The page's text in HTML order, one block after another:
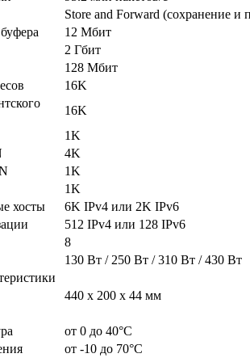
Store and Forward (сохранение и
12 Мбит
2 Гбит
128 Мбит
16K
16K
1K
4K
1K
1K
хосты
6K IPv4 или 2K IPv6
512 IPv4 или 128 IPv6
8
130 Вт / 250 Вт / 310 Вт / 430 Вт
440 x 200 x 44 мм
от 0 до 40°C
от -10 до 70°C